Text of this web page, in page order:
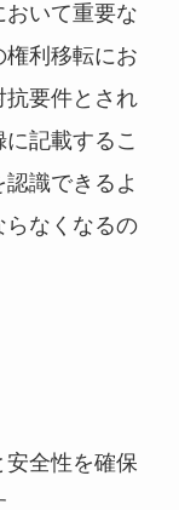
おいて重要な
権利移転にお
抗要件とされ
記載するこ
識できるよ
らなくなるの
全性を確保